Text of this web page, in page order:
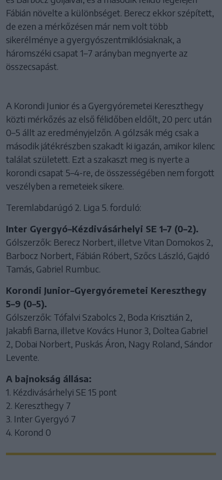
Fábián növelte a különbséget. Berecz ekkor szépített,
de ezen a mérkőzésen már nem volt több
sikerélménye a gyergyószentmiklósiaknak, a
háromszéki csapat 1–7 arányban megnyerte az
összecsapást.
A Korondi Junior és a Gyergyóremetei Kereszthegy
közti mérkőzés az első félidőben eldőlt, 20 perc után
0–5 állt az eredményjelzőn. A gólzsák még csak a
második játékrészben szakadt ki igazán, amikor kilenc
találat született. Ezt a szakaszt meg is nyerte a
korondi csapat 5–4-re, de összességében nem forgott
veszélyben a remeteiek sikere.
Teremlabdarúgó 2. Liga 5. forduló:
Inter Gyergyó–Kézdivásárhelyi SE 1–7 (0–2).
Gólszerzők: Berecz Norbert, illetve Vitan Domokos 2,
Barbocz Norbert, Fábián Róbert, Szőcs László, Gajdó
Tamás, Gabriel Rumbuc.
Korondi Junior–Gyergyóremetei Kereszthegy
5–9 (0–5).
Gólszerzők: Tófalvi Szabolcs 2, Boda Krisztián 2,
Jakabfi Barna, illetve Kovács Hunor 3, Doltea Gabriel
2, Dobai Norbert, Puskás Áron, Nagy Roland, Sándor
Levente.
A bajnokság állása:
1. Kézdivásárhelyi SE 15 pont
2. Kereszthegy 7
3. Inter Gyergyó 7
4. Korond 0